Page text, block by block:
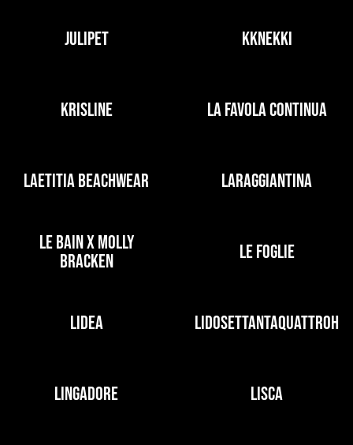
JULIPET KKNEKKI
KRISLINE LA FAVOLA CONTINUA
LAETITIA BEACHWEAR LARAGGIANTINA
LE BAIN X MOLLY
BRACKEN
LE FOGLIE
LIDEA LIDOSETTANTAQUATTROH
LINGADORE LISCA